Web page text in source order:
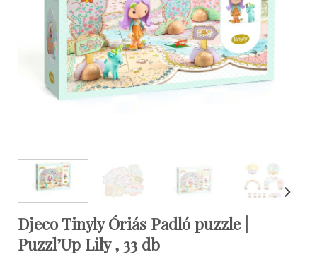
Djeco Tinyly Óriás Padló puzzle |
Puzzl’Up Lily , 33 db